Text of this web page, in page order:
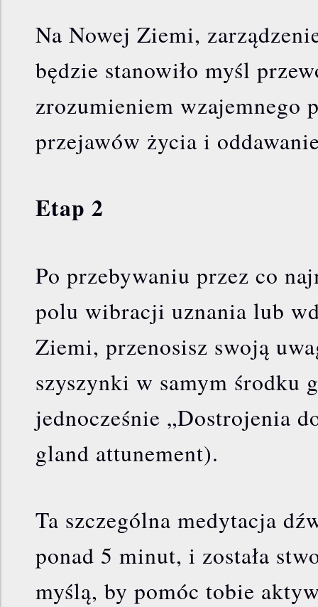
Na Nowej Ziemi,
będzie stanowiło myśl
zrozumieniem wzajemnego
przejawów życia i
Etap 2
Po przebywaniu przez co
polu wibracji uznania lub
Ziemi, przenosisz swoją
szyszynki w samym środku
jednocześnie „Dostrojenia
gland attunement).
Ta szczególna medytacja
ponad 5 minut, i została
myślą, by pomóc tobie